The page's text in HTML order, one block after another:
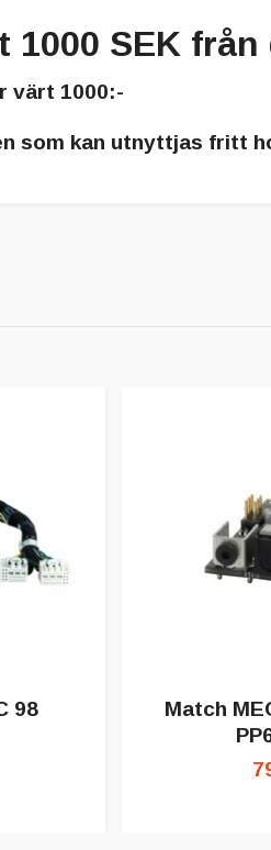
1000 SEK
värt 1000:-
som kan utnyttjas fritt
98
Match